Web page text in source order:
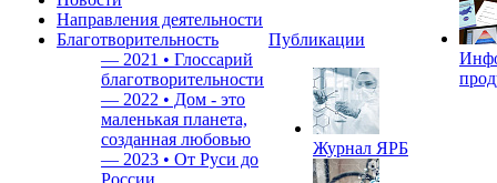
Направления деятельности
Благотворительность
— 2021 • Глоссарий
благотворительности
— 2022 • Дом - это
маленькая планета,
созданная любовью
— 2023 • От Руси до
России
Публикации
Журнал ЯРБ